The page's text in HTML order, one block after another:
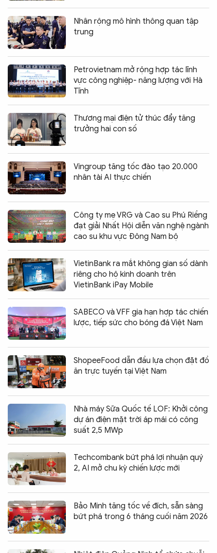
Chia sẻ: 0
Nhân rộng mô hình thông quan tập
trung
Petrovietnam mở rộng hợp tác lĩnh
vực công nghiệp- năng lượng với Hà
Tĩnh
Thương mại điện tử thúc đẩy tăng
trưởng hai con số
Vingroup tăng tốc đào tạo 20.000
nhân tài AI thực chiến
Công ty mẹ VRG và Cao su Phú Riềng
đạt giải Nhất Hội diễn văn nghệ ngành
cao su khu vực Đông Nam bộ
VietinBank ra mắt không gian số dành
riêng cho hộ kinh doanh trên
VietinBank iPay Mobile
SABECO và VFF gia hạn hợp tác chiến
lược, tiếp sức cho bóng đá Việt Nam
ShopeeFood dẫn đầu lựa chọn đặt đồ
ăn trực tuyến tại Việt Nam
Nhà máy Sữa Quốc tế LOF: Khởi công
dự án điện mặt trời áp mái có công
suất 2,5 MWp
Techcombank bứt phá lợi nhuận quý
2, AI mở chu kỳ chiến lược mới
Bảo Minh tăng tốc về đích, sẵn sàng
bứt phá trong 6 tháng cuối năm 2026